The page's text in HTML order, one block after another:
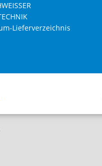
Lieferverzeichnis